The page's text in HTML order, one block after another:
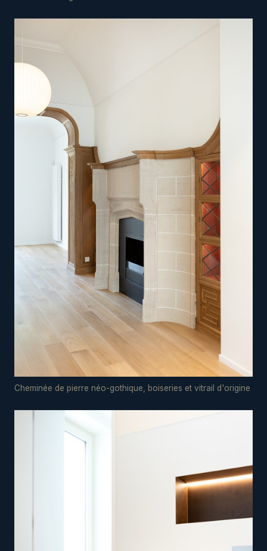
Cheminée de pierre néo-gothique, boiseries et vitrail d'origine